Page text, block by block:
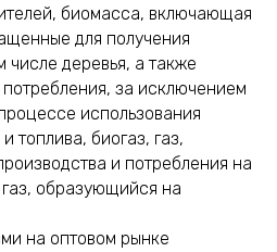
биомасса, включающая
для получения
числе деревья, а также
за исключением
использования
топлива, биогаз, газ,
и потребления на
газ, образующийся на
на оптовом рынке